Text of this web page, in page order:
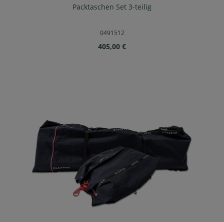
Packtaschen Set 3-teilig
0491512
Regulärer Preis:
405,00 €